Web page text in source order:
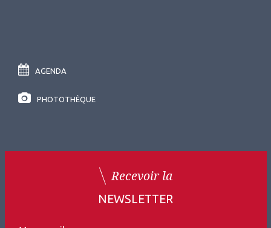
AGENDA
PHOTOTHÈQUE
Recevoir la
NEWSLETTER